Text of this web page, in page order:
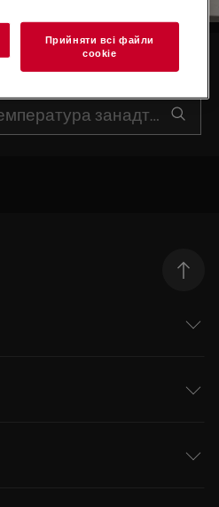
статей підтримки
Прийняти всі файли
сookie